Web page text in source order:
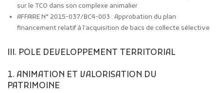
sur le TCO dans son complexe animalier
AFFAIRE N° 2015-037/BC4-003 : Approbation du plan
financement relatif à l’acquisition de bacs de collecte sélective
III. POLE DEVELOPPEMENT TERRITORIAL
1. ANIMATION ET VALORISATION DU
PATRIMOINE